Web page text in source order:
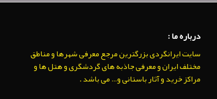
درباره ما :
سایت ایرانگردی بزرگترین مرجع معرفی شهرها و مناطق
مختلف ایران و معرفی جاذبه های گردشگری و هتل ها و
مراکز خرید و آثار باستانی و… می باشد .